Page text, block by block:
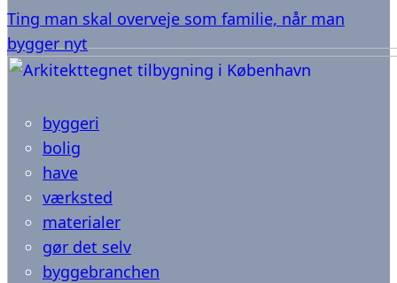
Ting man skal overveje som familie, når man
bygger nyt
byggeri
bolig
have
værksted
materialer
gør det selv
byggebranchen